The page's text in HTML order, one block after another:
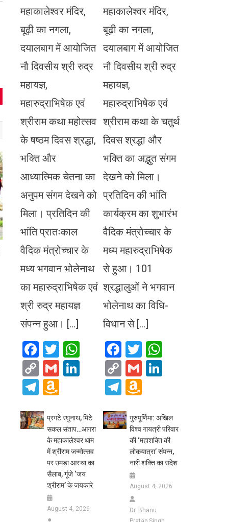
महाकालेश्वर मंदिर,
बूढ़ी का नगला,
दयालबाग में आयोजित
नौ दिवसीय श्री रुद्र
महायज्ञ,
महारुद्राभिषेक एवं
श्रीराम कथा महोत्सव
के षष्ठम दिवस श्रद्धा,
भक्ति और
आध्यात्मिक चेतना का
अनुपम संगम देखने को
मिला। प्रतिदिन की
भांति प्रातःकाल
वैदिक मंत्रोच्चार के
मध्य भगवान भोलेनाथ
का महारुद्राभिषेक एवं
श्री रुद्र महायज्ञ
संपन्न हुआ। […]
Facebook
TwitterWhatsApp
Copy
Link
GmailLinkedIn
Telegram
Amazon
List
महाकालेश्वर मंदिर,
बूढ़ी का नगला,
दयालबाग में आयोजित
नौ दिवसीय श्री रुद्र
महायज्ञ,
महारुद्राभिषेक एवं
श्रीराम कथा के चतुर्थ
दिवस श्रद्धा और
भक्ति का अद्भुत संगम
देखने को मिला।
प्रतिदिन की भांति
कार्यक्रम का शुभारंभ
वैदिक मंत्रोच्चार के
मध्य महारुद्राभिषेक
से हुआ। 101
श्रद्धालुओं ने भगवान
भोलेनाथ का विधि-
विधान से […]
Facebook
Twitter
Copy
Link
Gmail
Telegram
List
प्रगटे रघुनाथ, मिटे
सकल संताप…आगरा
के महाकालेश्वर धाम
में श्रीराम जन्मोत्सव
पर उमड़ा आस्था का
सैलाब, गूंजे ‘जय
श्रीराम’ के जयकारे
August 4, 2026
गुरुपूर्णिमा: अखिल
विश्व गायत्री परिवार
की ‘महाशक्ति की
लोकयात्रा’ संपन्न,
नारी शक्ति का संदेश
August 4, 2026
Dr. Bhanu